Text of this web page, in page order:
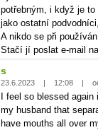
potřebným, i když je
jako ostatní
A nikdo se při
Stačí jí poslat e-mail
s
23.6.2023 | 12:08 |
I feel so blessed
my husband that
have mouths all over